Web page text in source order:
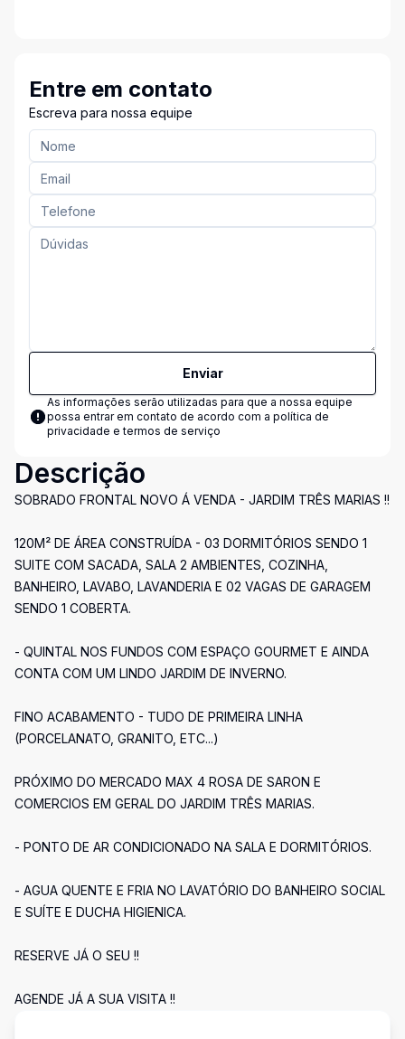
Entre em contato
Escreva para nossa equipe
Enviar
As informações serão utilizadas para que a nossa equipe
possa entrar em contato de acordo com a política de
privacidade e termos de serviço
Descrição
SOBRADO FRONTAL NOVO Á VENDA - JARDIM TRÊS MARIAS !!
120M² DE ÁREA CONSTRUÍDA - 03 DORMITÓRIOS SENDO 1
SUITE COM SACADA, SALA 2 AMBIENTES, COZINHA,
BANHEIRO, LAVABO, LAVANDERIA E 02 VAGAS DE GARAGEM
SENDO 1 COBERTA.
- QUINTAL NOS FUNDOS COM ESPAÇO GOURMET E AINDA
CONTA COM UM LINDO JARDIM DE INVERNO.
FINO ACABAMENTO - TUDO DE PRIMEIRA LINHA
(PORCELANATO, GRANITO, ETC...)
PRÓXIMO DO MERCADO MAX 4 ROSA DE SARON E
COMERCIOS EM GERAL DO JARDIM TRÊS MARIAS.
- PONTO DE AR CONDICIONADO NA SALA E DORMITÓRIOS.
- AGUA QUENTE E FRIA NO LAVATÓRIO DO BANHEIRO SOCIAL
E SUÍTE E DUCHA HIGIENICA.
RESERVE JÁ O SEU !!
AGENDE JÁ A SUA VISITA !!